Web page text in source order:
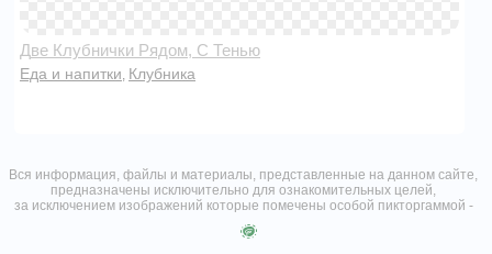
Две Клубнички Рядом, С Тенью
Еда и напитки Клубника
Вся информация, файлы и материалы, представленные на данном сайте,
предназначены исключительно для ознакомительных целей,
за исключением изображений которые помечены особой пикторгаммой -